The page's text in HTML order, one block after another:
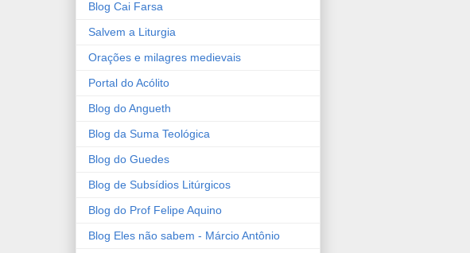
Blog Cai Farsa
Salvem a Liturgia
Orações e milagres medievais
Portal do Acólito
Blog do Angueth
Blog da Suma Teológica
Blog do Guedes
Blog de Subsídios Litúrgicos
Blog do Prof Felipe Aquino
Blog Eles não sabem - Márcio Antônio